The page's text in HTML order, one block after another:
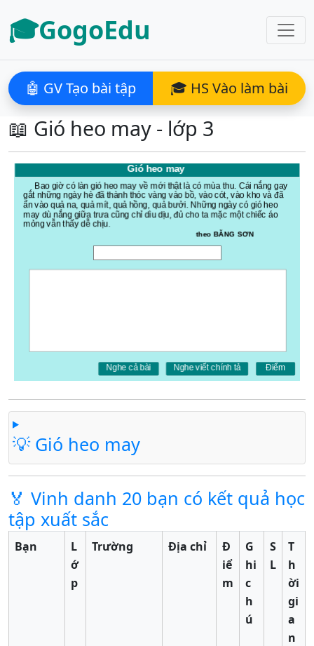
🎓GogoEdu
🤖 GV Tạo bài tập 🎓 HS Vào làm bài
📖 Gió heo may - lớp 3
💡 Gió heo may
🏅 Vinh danh 20 bạn có kết quả học
tập xuất sắc
Bạn
L
ớ
p
Trường Địa chỉ
Đ
iể
m
G
hi
c
h
ú
S
L
T
h
ời
gi
a
n